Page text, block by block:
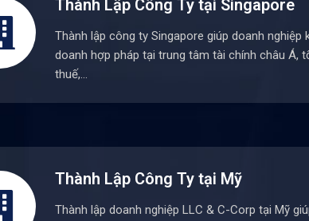
Thành Lập Công Ty tại Singapore
Thành lập công ty Singapore giúp doanh nghiệp
doanh hợp pháp tại trung tâm tài chính châu Á,
thuế,…
Thành Lập Công Ty tại Mỹ
Thành lập doanh nghiệp LLC & C-Corp tại Mỹ